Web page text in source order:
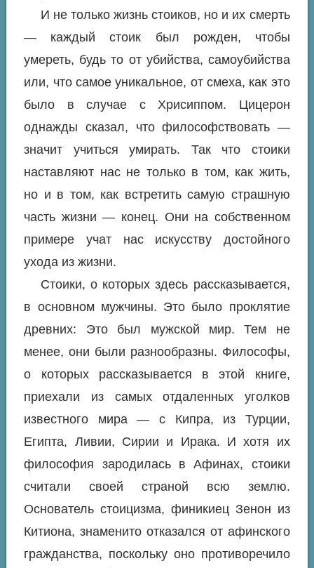
И не только жизнь стоиков, но и их смерть
— каждый стоик был рожден, чтобы
умереть, будь то от убийства, самоубийства
или, что самое уникальное, от смеха, как это
было в случае с Хрисиппом. Цицерон
однажды сказал, что философствовать —
значит учиться умирать. Так что стоики
наставляют нас не только в том, как жить,
но и в том, как встретить самую страшную
часть жизни — конец. Они на собственном
примере учат нас искусству достойного
ухода из жизни.
Стоики, о которых здесь рассказывается,
в основном мужчины. Это было проклятие
древних: Это был мужской мир. Тем не
менее, они были разнообразны. Философы,
о которых рассказывается в этой книге,
приехали из самых отдаленных уголков
известного мира — с Кипра, из Турции,
Египта, Ливии, Сирии и Ирака. И хотя их
философия зародилась в Афинах, стоики
считали своей страной всю землю.
Основатель стоицизма, финикиец Зенон из
Китиона, знаменито отказался от афинского
гражданства, поскольку оно противоречило